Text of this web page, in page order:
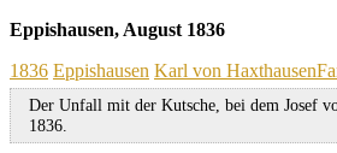
Eppishausen, August 1836
Kategorien
1836 Eppishausen Karl von Haxthausen
Der Unfall mit der Kutsche, bei dem Josef
1836.